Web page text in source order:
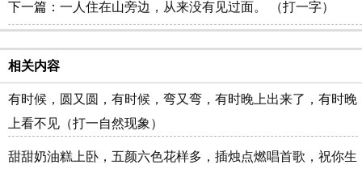
下一篇： 一人住在山旁边，从来没有见过面。 （打一字）
相关内容
有时候，圆又圆，有时候，弯又弯，有时晚上出来了，有时晚
上看不见（打一自然现象）
甜甜奶油糕上卧，五颜六色花样多，插烛点燃唱首歌，祝你生